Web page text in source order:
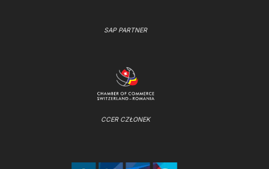
SAP PARTNER
CCER CZŁONEK